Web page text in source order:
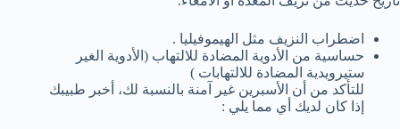
اضطراب النزيف مثل الهيموفيليا .
حساسية من الأدوية المضادة للالتهاب (الأدوية الغير
ستيرويدية المضادة للالتهابات )
للتأكد من أن الأسبرين غير آمنة بالنسبة لك، أخبر طبيبك
إذا كان لديك أي مما يلي :